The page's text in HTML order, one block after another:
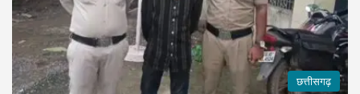
छत्तीसगढ़